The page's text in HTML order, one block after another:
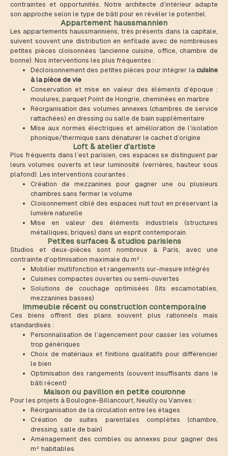
contraintes et opportunités. Notre architecte d’intérieur adapte
son approche selon le type de bâti pour en révéler le potentiel.
Appartement haussmannien
Les appartements haussmanniens, très présents dans la capitale,
suivent souvent une distribution en enfilade avec de nombreuses
petites pièces cloisonnées (ancienne cuisine, office, chambre de
bonne). Nos interventions les plus fréquentes :
Décloisonnement des petites pièces pour intégrer la cuisine
à la pièce de vie
Conservation et mise en valeur des éléments d’époque :
moulures, parquet Point de Hongrie, cheminées en marbre
Réorganisation des volumes annexes (chambres de service
rattachées) en dressing ou salle de bain supplémentaire
Mise aux normes électriques et amélioration de l’isolation
phonique/thermique sans dénaturer le cachet d’origine
Loft & atelier d'artiste
Plus fréquents dans l’est parisien, ces espaces se distinguent par
leurs volumes ouverts et leur luminosité (verrières, hauteur sous
plafond). Les interventions courantes :
Création de mezzanines pour gagner une ou plusieurs
chambres sans fermer le volume
Cloisonnement ciblé des espaces nuit tout en préservant la
lumière naturelle
Mise en valeur des éléments industriels (structures
métalliques, briques) dans un esprit contemporain
Petites surfaces & studios parisiens
Studios et deux-pièces sont nombreux à Paris, avec une
contrainte d’optimisation maximale du m² :
Mobilier multifonction et rangements sur-mesure intégrés
Cuisines compactes ouvertes ou semi-ouvertes
Solutions de couchage optimisées (lits escamotables,
mezzanines basses)
Immeuble récent ou construction contemporaine
Ces biens offrent des plans souvent plus rationnels mais
standardisés :
Personnalisation de l’agencement pour casser les volumes
trop génériques
Choix de matériaux et finitions qualitatifs pour différencier
le bien
Optimisation des rangements (souvent insuffisants dans le
bâti récent)
Maison ou pavillon en petite couronne
Pour les projets à Boulogne-Billancourt, Neuilly ou Vanves :
Réorganisation de la circulation entre les étages
Création de suites parentales complètes (chambre,
dressing, salle de bain)
Aménagement des combles ou annexes pour gagner des
m² habitables